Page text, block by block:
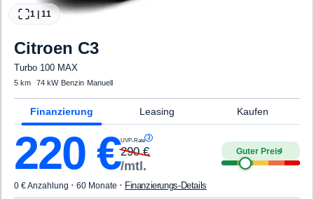
1 11
Citroen C3
Turbo 100 MAX
5 km· ·74 kW· Benzin· Manuell
Finanzierung Leasing Kaufen
220 €UVP-Rate 3
290€
/mtl.
Guter Preis4
0 € Anzahlung · 60 Monate · Finanzierungs-Details